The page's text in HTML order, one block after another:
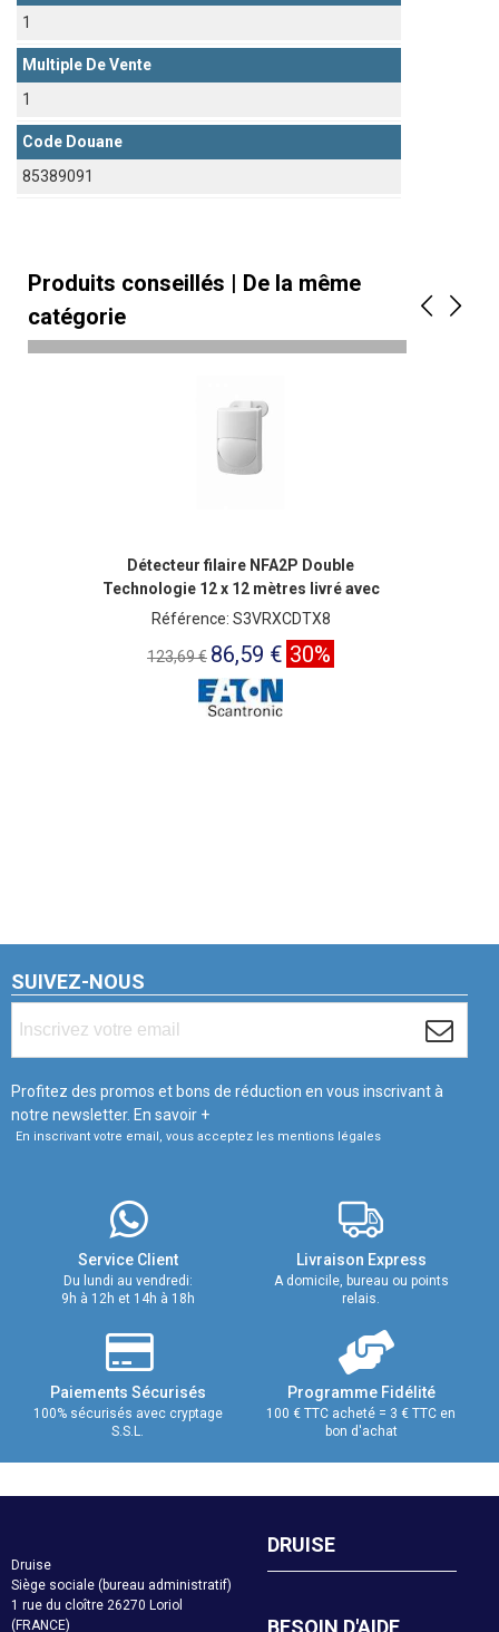
1
Multiple De Vente
1
Code Douane
85389091
Produits conseillés | De la même
catégorie
Détecteur filaire NFA2P Double
Technologie 12 x 12 mètres livré avec
rotule
Référence: S3VRXCDTX8
123,69 € 86,59 € 30%
SUIVEZ-NOUS
Profitez des promos et bons de réduction en vous inscrivant à
notre newsletter. En savoir +
En inscrivant votre email, vous acceptez les mentions légales
Service Client
Du lundi au vendredi:
9h à 12h et 14h à 18h
Livraison Express
A domicile, bureau ou points
relais.
Paiements Sécurisés
100% sécurisés avec cryptage
S.S.L.
Programme Fidélité
100 € TTC acheté = 3 € TTC en
bon d'achat
Druise
Siège sociale (bureau administratif)
1 rue du cloître 26270 Loriol
(FRANCE)
DRUISE